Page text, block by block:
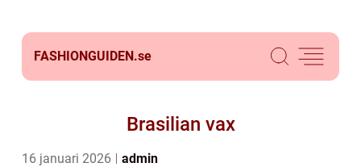
FASHIONGUIDEN.se
Brasilian vax
16 januari 2026 admin